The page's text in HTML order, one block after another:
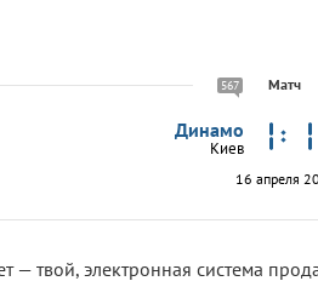
567 Матч
Динамо
Киев
16 апреля
— твой, электронная система